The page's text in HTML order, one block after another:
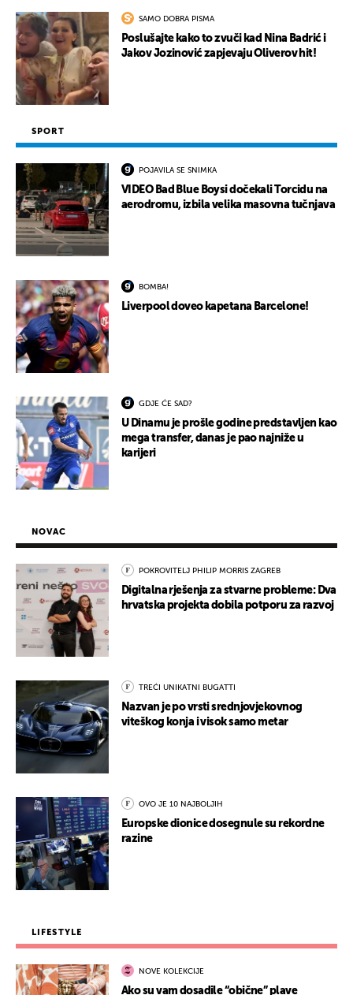
SAMO DOBRA PISMA
Poslušajte kako to zvuči kad Nina Badrić i
Jakov Jozinović zapjevaju Oliverov hit!
SPORT
POJAVILA SE SNIMKA
VIDEO Bad Blue Boysi dočekali Torcidu na
aerodromu, izbila velika masovna tučnjava
BOMBA!
Liverpool doveo kapetana Barcelone!
GDJE ĆE SAD?
U Dinamu je prošle godine predstavljen kao
mega transfer, danas je pao najniže u
karijeri
NOVAC
POKROVITELJ PHILIP MORRIS ZAGREB
Digitalna rješenja za stvarne probleme: Dva
hrvatska projekta dobila potporu za razvoj
TREĆI UNIKATNI BUGATTI
Nazvan je po vrsti srednjovjekovnog
viteškog konja i visok samo metar
OVO JE 10 NAJBOLJIH
Europske dionice dosegnule su rekordne
razine
LIFESTYLE
NOVE KOLEKCIJE
Ako su vam dosadile “obične” plave